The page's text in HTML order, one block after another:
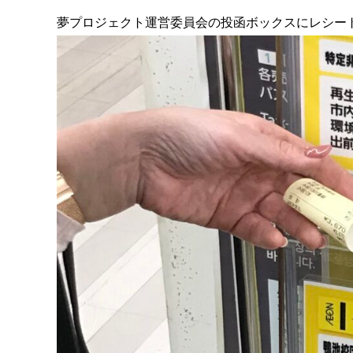
夢プロジェクト運営委員会の投函ボックスにレシー